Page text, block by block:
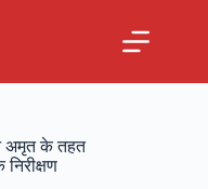
अमृत के तहत